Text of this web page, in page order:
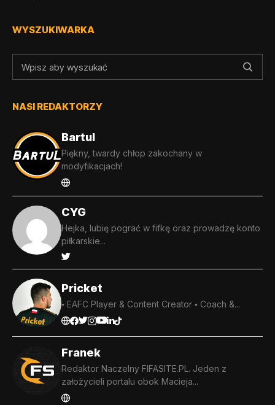
WYSZUKIWARKA
NASI REDAKTORZY
Bartul
Piękny, twardy chłop zakochany w
modyfikacjach!
CYG
Hejka, lubię pograć w fifkę oraz prowadzę konto
piłkarskie...
Pricket
▪️ EAFC Player & Content Creator ▪️ Coach &...
Franek
Redaktor Naczelny FIFASITE.PL. Jeden z
założycieli portalu obok Macieja...